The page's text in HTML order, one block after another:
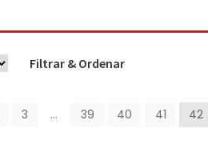
Filtrar & Ordenar
3 … 39 40 41 42